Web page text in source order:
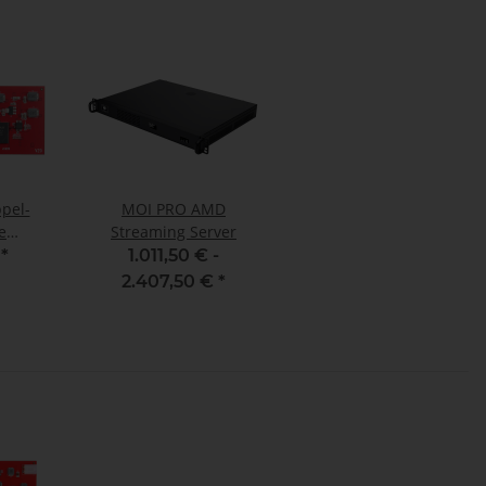
*
MOI PRO AMD
Streaming Server
1.011,50 € -
2.407,50 € *